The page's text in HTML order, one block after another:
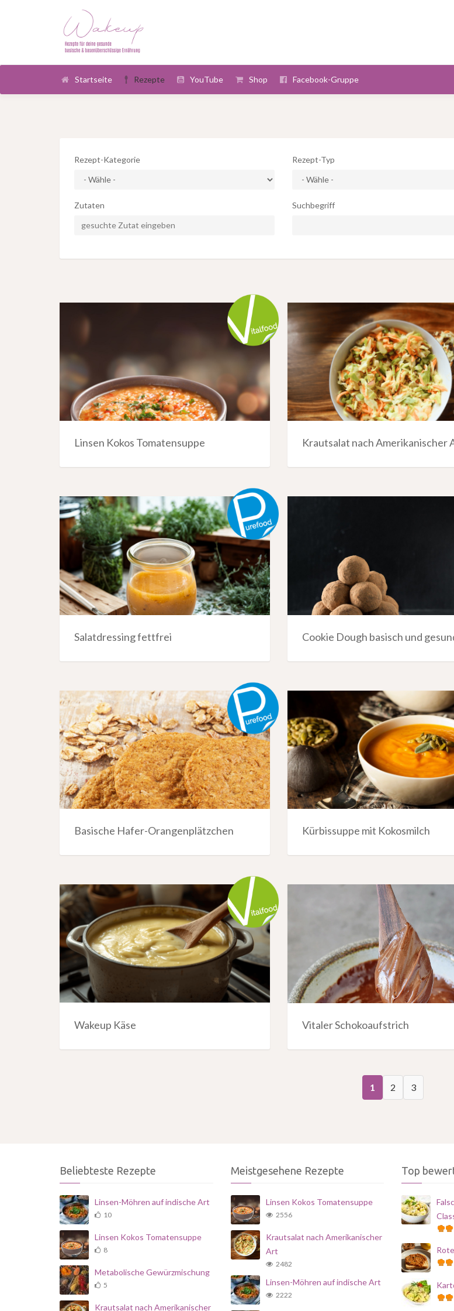
Startseite Rezepte YouTube Shop Facebook-Gruppe
Rezept-Kategorie Rezept-Typ
Zutaten
Suchbegriff
Linsen Kokos Tomatensuppe Krautsalat nach Amerikanischer
Salatdressing fettfrei Cookie Dough basisch und
Basische Hafer-Orangenplätzchen Kürbissuppe mit Kokosmilch
Wakeup Käse Vitaler Schokoaufstrich
1 2 3
Beliebteste Rezepte
Linsen-Möhren auf indische Art
10
Linsen Kokos Tomatensuppe
8
Metabolische Gewürzmischung
5
Krautsalat nach Amerikanischer
Meistgesehene Rezepte
Linsen Kokos Tomatensuppe
2556
Krautsalat nach Amerikanischer
Art
2482
Linsen-Möhren auf indische Art
2222
Top